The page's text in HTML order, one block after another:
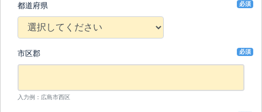
都道府県 必須
市区郡 必須
入力例：広島市西区